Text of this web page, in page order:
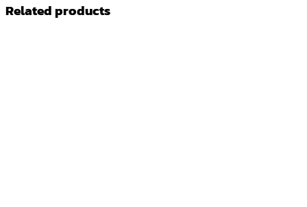
Related products